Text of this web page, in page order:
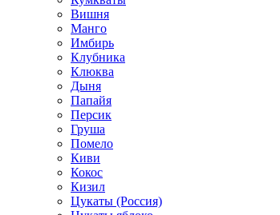
Вишня
Манго
Имбирь
Клубника
Клюква
Дыня
Папайя
Персик
Груша
Помело
Киви
Кокос
Кизил
Цукаты (Россия)